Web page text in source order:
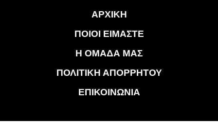
ΑΡΧΙΚΗ
ΠΟΙΟΙ ΕΙΜΑΣΤΕ
Η ΟΜΑΔΑ ΜΑΣ
ΠΟΛΙΤΙΚΗ ΑΠΟΡΡΗΤΟΥ
ΕΠΙΚΟΙΝΩΝΙΑ